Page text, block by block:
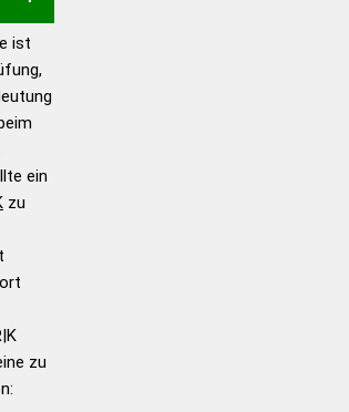
die
ist
ein
zu
zu